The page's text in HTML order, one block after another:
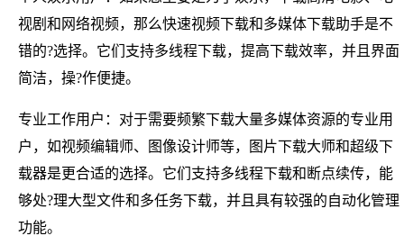
视剧和网络视频，那么快速视频下载和多媒体下载助手是不
错的?选择。它们支持多线程下载，提高下载效率，并且界面
简洁，操?作便捷。
专业工作用户：对于需要频繁下载大量多媒体资源的专业用
户，如视频编辑师、图像设计师等，图片下载大师和超级下
载器是更合适的选择。它们支持多线程下载和断点续传，能
够处?理大型文件和多任务下载，并且具有较强的自动化管理
功能。